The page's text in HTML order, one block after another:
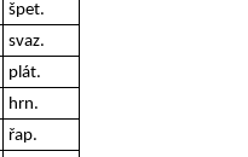
špet.
svaz.
plát.
hrn.
řap.